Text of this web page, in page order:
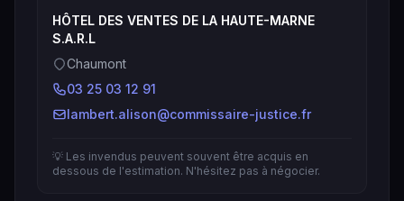
HÔTEL DES VENTES DE LA HAUTE-MARNE
S.A.R.L
Chaumont
03 25 03 12 91
lambert.alison@commissaire-justice.fr
💡 Les invendus peuvent souvent être acquis en
dessous de l'estimation. N'hésitez pas à négocier.